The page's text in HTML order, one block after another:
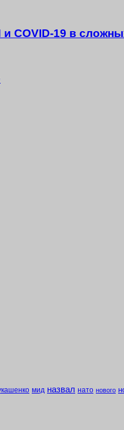
19 в
мид назвал нато нового